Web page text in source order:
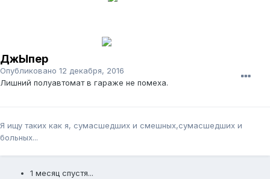
ДжЫпер
Опубликовано 12 декабря, 2016
Лишний полуавтомат в гараже не помеха.
Я ищу таких как я, сумасшедших и смешных,сумасшедших и
больных...
1 месяц спустя...